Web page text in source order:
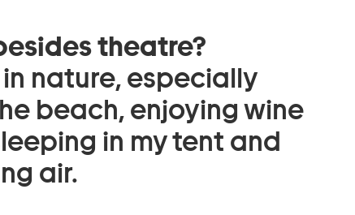
theatre?
nature, especially
beach, enjoying wine
in my tent and
air.